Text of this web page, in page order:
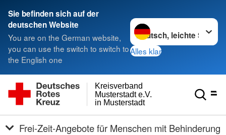
Sie befinden sich auf der
deutschen Website
You are on the German website,
you can use the switch to switch to
the English one
Sprache wechseln zu
Alles klar
in Musterstadt
Musterstadt e.V.
Kreisverband
Frei-Zeit-Angebote für Menschen mit Behinderung